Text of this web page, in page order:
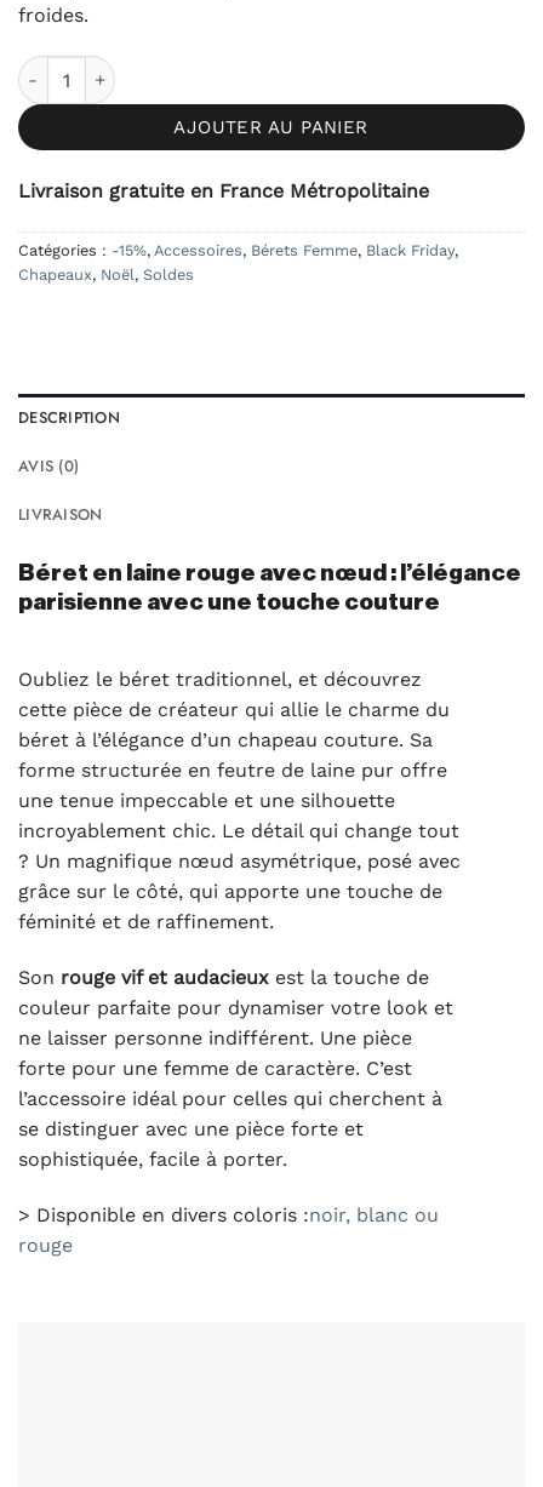
froides.
quantité de Béret en Laine Rouge avec Nœud
AJOUTER AU PANIER
Livraison gratuite en France Métropolitaine
Catégories : -15%, Accessoires, Bérets Femme, Black Friday,
Chapeaux, Noël, Soldes
DESCRIPTION
AVIS (0)
LIVRAISON
Béret en laine rouge avec nœud : l’élégance
parisienne avec une touche couture
Oubliez le béret traditionnel, et découvrez
cette pièce de créateur qui allie le charme du
béret à l’élégance d’un chapeau couture. Sa
forme structurée en feutre de laine pur offre
une tenue impeccable et une silhouette
incroyablement chic. Le détail qui change tout
? Un magnifique nœud asymétrique, posé avec
grâce sur le côté, qui apporte une touche de
féminité et de raffinement.
Son rouge vif et audacieux est la touche de
couleur parfaite pour dynamiser votre look et
ne laisser personne indifférent. Une pièce
forte pour une femme de caractère. C’est
l’accessoire idéal pour celles qui cherchent à
se distinguer avec une pièce forte et
sophistiquée, facile à porter.
> Disponible en divers coloris :noir, blanc ou
rouge